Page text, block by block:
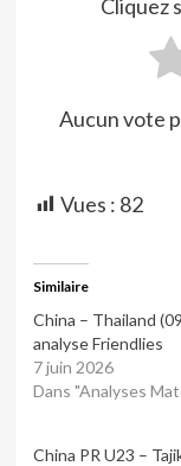
Cliquez
Aucun vote
Vues : 82
Similaire
China – Thailand
analyse Friendlies
7 juin 2026
Dans "Analyses
China PR U23 –